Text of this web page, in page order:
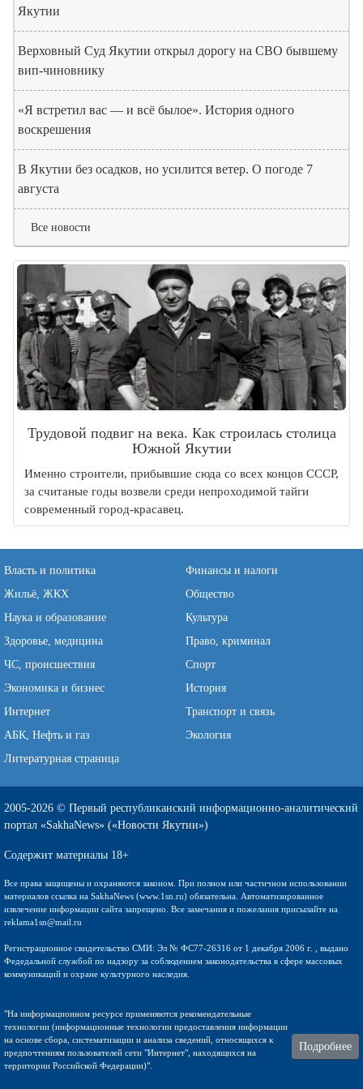
Якутии
Верховный Суд Якутии открыл дорогу на СВО бывшему
вип-чиновнику
«Я встретил вас — и всё былое». История одного
воскрешения
В Якутии без осадков, но усилится ветер. О погоде 7
августа
Все новости
Трудовой подвиг на века. Как строилась столица
Южной Якутии
Именно строители, прибывшие сюда со всех концов СССР,
за считаные годы возвели среди непроходимой тайги
современный город-красавец.
Власть и политика
Финансы и налоги
Жильё, ЖКХ
Общество
Наука и образование
Культура
Здоровье, медицина
Право, криминал
ЧС, происшествия
Спорт
Экономика и бизнес
История
Интернет
Транспорт и связь
АБК, Нефть и газ
Экология
Литературная страница
2005-2026 © Первый республиканский информационно-аналитический
портал «SakhaNews» («Новости Якутии»)
Содержит материалы 18+
Все права защищены и охраняются законом. При полном или частичном использовании
материалов ссылка на SakhaNews (www.1sn.ru) обязательна. Автоматизированное
извлечение информации сайта запрещено. Все замечания и пожелания присылайте на
reklama1sn@mail.ru
Регистрационное свидетельство СМИ: Эл № ФС77-26316 от 1 декабря 2006 г. , выдано
Федедальной службой по надзору за соблюдением законодательства в сфере массовых
коммуникаций и охране культурного наследия.
"На информационном ресурсе применяются рекомендательные
технологии (информационные технологии предоставления информации
на основе сбора, систематизации и анализа сведений, относящихся к
предпочтениям пользователей сети "Интернет", находящихся на
территории Российской Федерации)".
Подробнее